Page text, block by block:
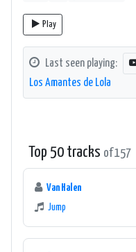
Play
Last seen playing:
Los Amantes de Lola
Top 50 tracks of 157
Van Halen
Jump